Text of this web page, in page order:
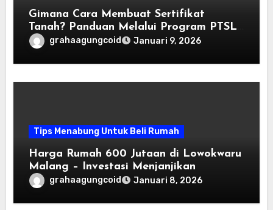
Gimana Cara Membuat Sertifikat
Tanah? Panduan Melalui Program PTSL:
Mudah dan Murah!
grahaagungcoid Januari 9, 2026
Tips Menabung Untuk Beli Rumah
Harga Rumah 600 Jutaan di Lowokwaru
Malang – Investasi Menjanjikan
grahaagungcoid Januari 8, 2026